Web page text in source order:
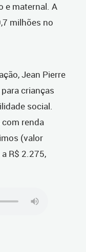
e maternal. A
milhões no
Jean Pierre
crianças
social.
renda
(valor
R$ 2.275,